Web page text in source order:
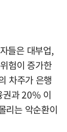
들은 대부업,
험이 증가한
차주가 은행
과 20% 이
리는 악순환이